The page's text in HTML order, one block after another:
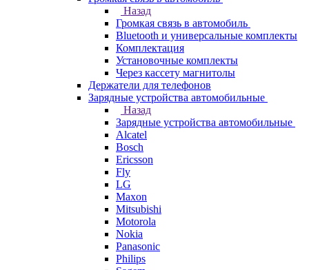
Назад
Громкая связь в автомобиль
Bluetooth и универсальные комплекты
Комплектация
Установочные комплекты
Через кассету магнитолы
Держатели для телефонов
Зарядные устройства автомобильные
Назад
Зарядные устройства автомобильные
Alcatel
Bosch
Ericsson
Fly
LG
Maxon
Mitsubishi
Motorola
Nokia
Panasonic
Philips